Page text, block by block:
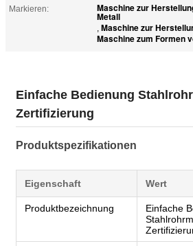
Markieren:
Maschine zur
Metall
, Maschine zur
Maschine zum Formen
Einfache Bedienung
Zertifizierung
Produktspezifikationen
Eigenschaft Wert
Produktbezeichnung
Einfache